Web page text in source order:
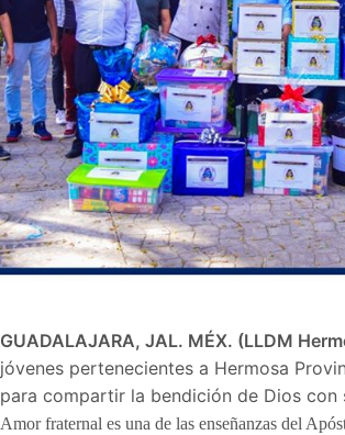
GUADALAJARA, JAL. MÉX. (LLDM
jóvenes pertenecientes a Hermosa
para compartir la bendición de Dios con
Amor fraternal es una de las enseñanzas del